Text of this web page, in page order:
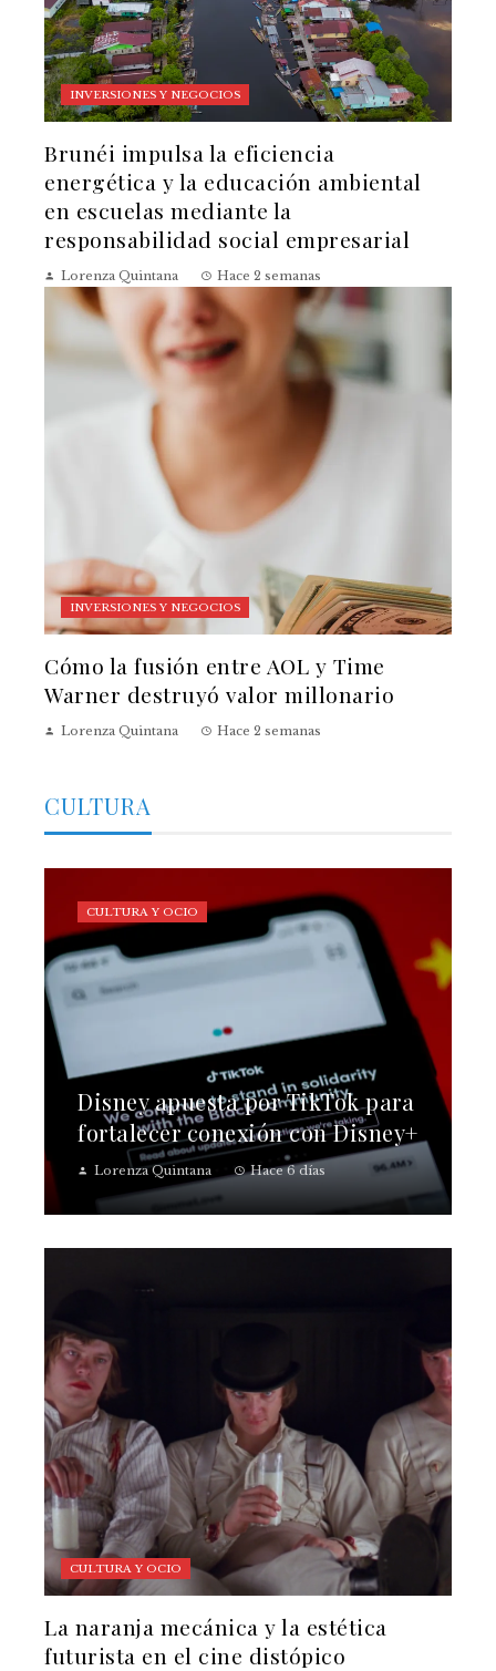
INVERSIONES Y NEGOCIOS
Brunéi impulsa la eficiencia
energética y la educación ambiental
en escuelas mediante la
responsabilidad social empresarial
Lorenza Quintana Hace 2 semanas
INVERSIONES Y NEGOCIOS
Cómo la fusión entre AOL y Time
Warner destruyó valor millonario
Lorenza Quintana Hace 2 semanas
CULTURA
Disney apuesta por TikTok para
fortalecer conexión con Disney+
Lorenza Quintana Hace 6 días
CULTURA Y OCIO
CULTURA Y OCIO
La naranja mecánica y la estética
futurista en el cine distópico